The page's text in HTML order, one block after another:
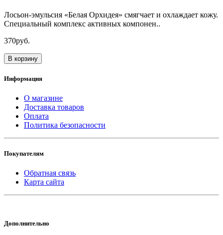
Лосьон-эмульсия «Белая Орхидея» смягчает и охлаждает кожу.
Специальный комплекс активных компонен..
370руб.
В корзину
Информация
О магазине
Доставка товаров
Оплата
Политика безопасности
Покупателям
Обратная связь
Карта сайта
Дополнительно